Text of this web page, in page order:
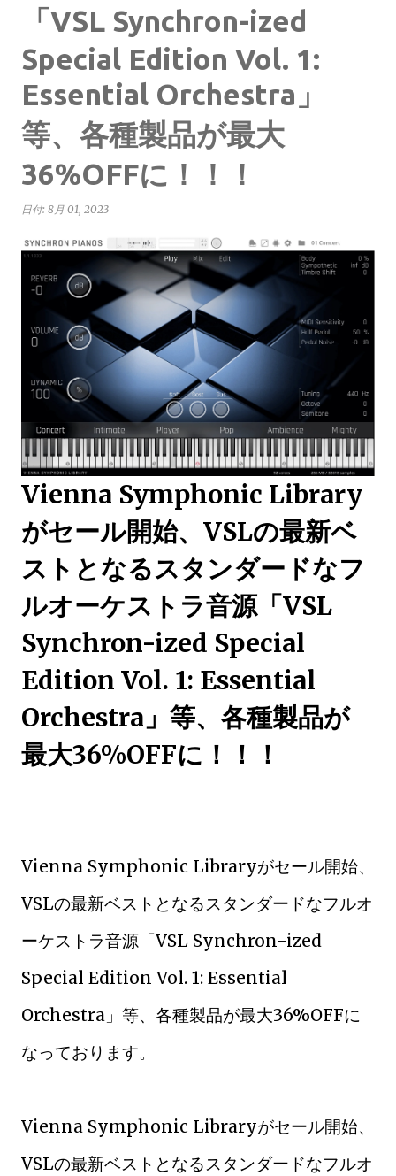
「VSL Synchron-ized
Special Edition Vol. 1:
Essential Orchestra」
等、各種製品が最大
36%OFFに！！！
日付: 8月 01, 2023
Vienna Symphonic Library
がセール開始、VSLの最新ベ
ストとなるスタンダードなフ
ルオーケストラ音源「VSL
Synchron-ized Special
Edition Vol. 1: Essential
Orchestra」等、各種製品が
最大36%OFFに！！！
Vienna Symphonic Libraryがセール開始、
VSLの最新ベストとなるスタンダードなフルオ
ーケストラ音源「VSL Synchron-ized
Special Edition Vol. 1: Essential
Orchestra」等、各種製品が最大36%OFFに
なっております。
Vienna Symphonic Libraryがセール開始、
VSLの最新ベストとなるスタンダードなフルオ